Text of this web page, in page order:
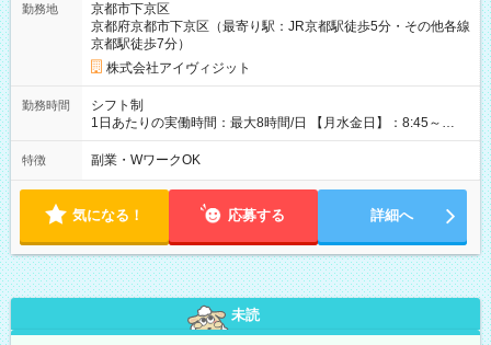
勤務地
京都市下京区
京都府京都市下京区（最寄り駅：JR京都駅徒歩5分・その他各線
京都駅徒歩7分）
株式会社アイヴィジット
勤務時間
シフト制
1日あたりの実働時間：最大8時間/日 【月水金日】：8:45～
16:30 【火木】：8:45～19:00 週3日～OK、シフト制 ※扶養内
勤務OK ※月1回～2回程度、日曜日出勤をお願いします。 ※時間
ん。
特徴 副業・WワークOK
気になる！ 応募する 詳細へ
未読